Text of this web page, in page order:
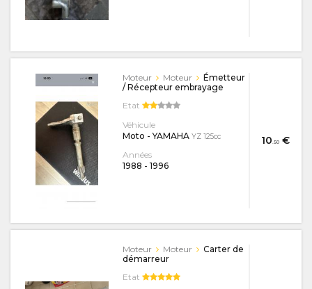
10.50 €
Moteur Moteur
Émetteur
/ Récepteur embrayage
Etat
Véhicule
Moto - YAMAHA YZ 125cc
Années
1988 - 1996
Moteur Moteur
Carter de
démarreur
Etat